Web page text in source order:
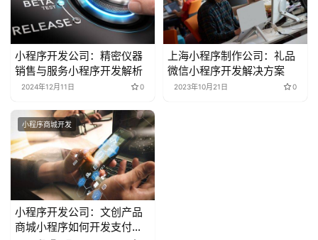
小程序开发公司：精密仪器
销售与服务小程序开发解析
2024年12月11日 0
上海小程序制作公司：礼品
微信小程序开发解决方案
2023年10月21日
小程序商城开发
小程序开发公司：文创产品
商城小程序如何开发支付接
口2025年2月20日